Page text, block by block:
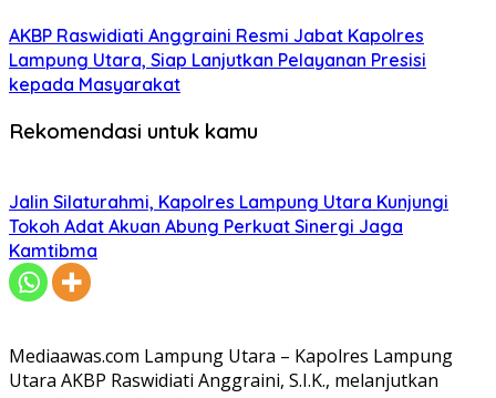
AKBP Raswidiati Anggraini Resmi Jabat Kapolres
Lampung Utara, Siap Lanjutkan Pelayanan Presisi
kepada Masyarakat
Rekomendasi untuk kamu
Jalin Silaturahmi, Kapolres Lampung Utara Kunjungi
Tokoh Adat Akuan Abung Perkuat Sinergi Jaga
Kamtibma
Mediaawas.com Lampung Utara – Kapolres Lampung
Utara AKBP Raswidiati Anggraini, S.I.K., melanjutkan